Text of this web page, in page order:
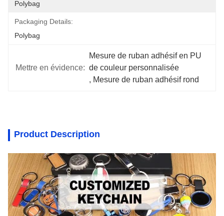
Polybag
Packaging Details:
Polybag
Mettre en évidence:
Mesure de ruban adhésif en PU
de couleur personnalisée
, Mesure de ruban adhésif rond
Product Description